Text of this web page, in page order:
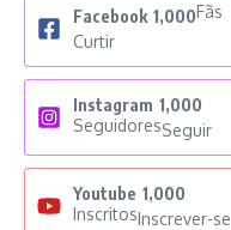
Facebook 1,000Fãs
Curtir
Instagram 1,000
SeguidoresSeguir
Youtube 1,000
InscritosInscrever-se